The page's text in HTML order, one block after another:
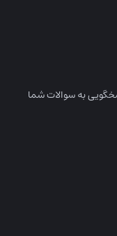
به سوالات شما